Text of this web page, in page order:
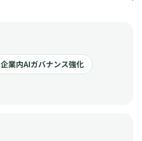
企業内AIガバナンス強化